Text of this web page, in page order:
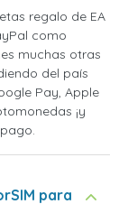
regalo de EA
como
muchas otras
del país
Pay, Apple
¡y
para